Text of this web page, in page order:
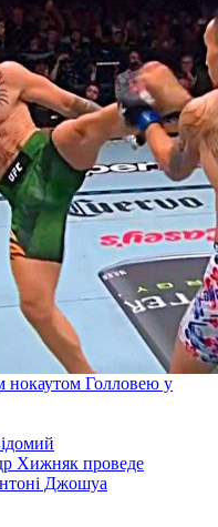
нокаутом Голловею у
Хижняк проведе
Джошуа